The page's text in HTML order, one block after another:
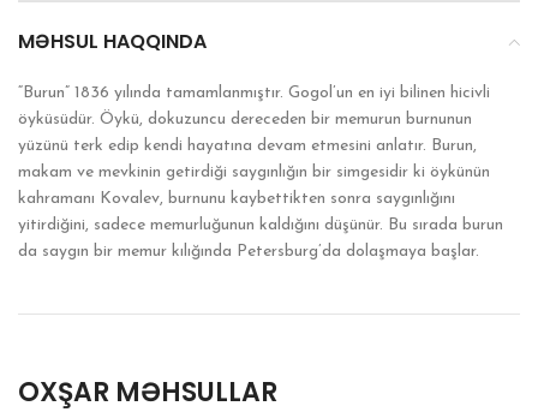
MƏHSUL HAQQINDA
“Burun” 1836 yılında tamamlanmıştır. Gogol’un en iyi bilinen hicivli
öyküsüdür. Öykü, dokuzuncu dereceden bir memurun burnunun
yüzünü terk edip kendi hayatına devam etmesini anlatır. Burun,
makam ve mevkinin getirdiği saygınlığın bir simgesidir ki öykünün
kahramanı Kovalev, burnunu kaybettikten sonra saygınlığını
yitirdiğini, sadece memurluğunun kaldığını düşünür. Bu sırada burun
da saygın bir memur kılığında Petersburg’da dolaşmaya başlar.
OXŞAR MƏHSULLAR